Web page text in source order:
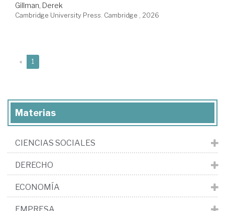
Gillman, Derek
Cambridge University Press. Cambridge , 2026
« 1
Materias
CIENCIAS SOCIALES
DERECHO
ECONOMÍA
EMPRESA